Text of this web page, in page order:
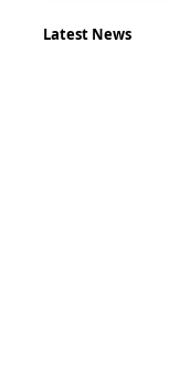
Latest News